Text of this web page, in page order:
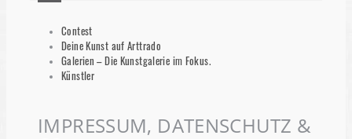
Contest
Deine Kunst auf Arttrado
Galerien – Die Kunstgalerie im Fokus.
Künstler
IMPRESSUM, DATENSCHUTZ &